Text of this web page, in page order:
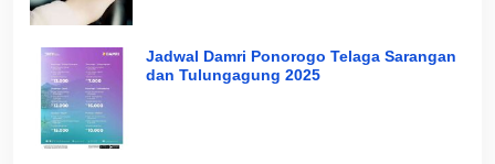
Jadwal Damri Ponorogo Telaga Sarangan
dan Tulungagung 2025